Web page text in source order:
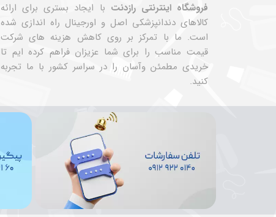
فروشگاه اینترنتی رازدنت با ایجاد بستری برای ارائه
کالاهای دندانپزشکی اصل و اورجینال راه اندازی شده
است. ما با تمرکز بر روی کاهش هزینه های شرکت
قیمت مناسب را برای شما عزیزان فراهم کرده ایم تا
خریدی مطمئن وآسان را در سراسر کشور با ما تجربه
کنید.